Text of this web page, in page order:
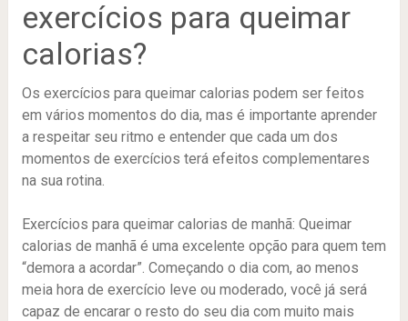
exercícios para queimar
calorias?
Os exercícios para queimar calorias podem ser feitos
em vários momentos do dia, mas é importante aprender
a respeitar seu ritmo e entender que cada um dos
momentos de exercícios terá efeitos complementares
na sua rotina.
Exercícios para queimar calorias de manhã: Queimar
calorias de manhã é uma excelente opção para quem tem
“demora a acordar”. Começando o dia com, ao menos
meia hora de exercício leve ou moderado, você já será
capaz de encarar o resto do seu dia com muito mais